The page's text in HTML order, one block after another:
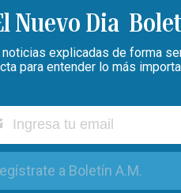
noticias explicadas de forma
para entender lo más
a Boletín A.M.